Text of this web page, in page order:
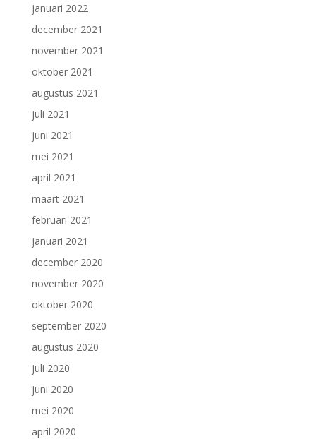
januari 2022
december 2021
november 2021
oktober 2021
augustus 2021
juli 2021
juni 2021
mei 2021
april 2021
maart 2021
februari 2021
januari 2021
december 2020
november 2020
oktober 2020
september 2020
augustus 2020
juli 2020
juni 2020
mei 2020
april 2020